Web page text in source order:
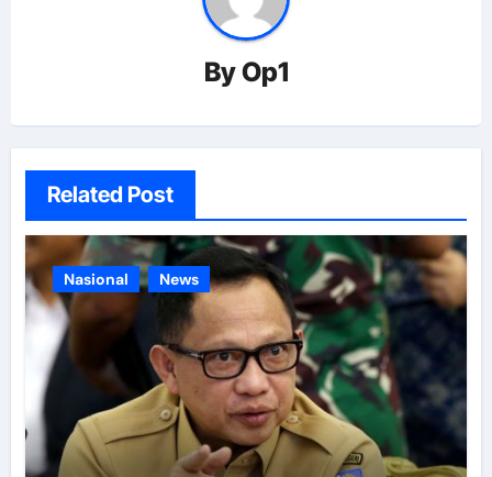
ByOp1
Related Post
Nasional News